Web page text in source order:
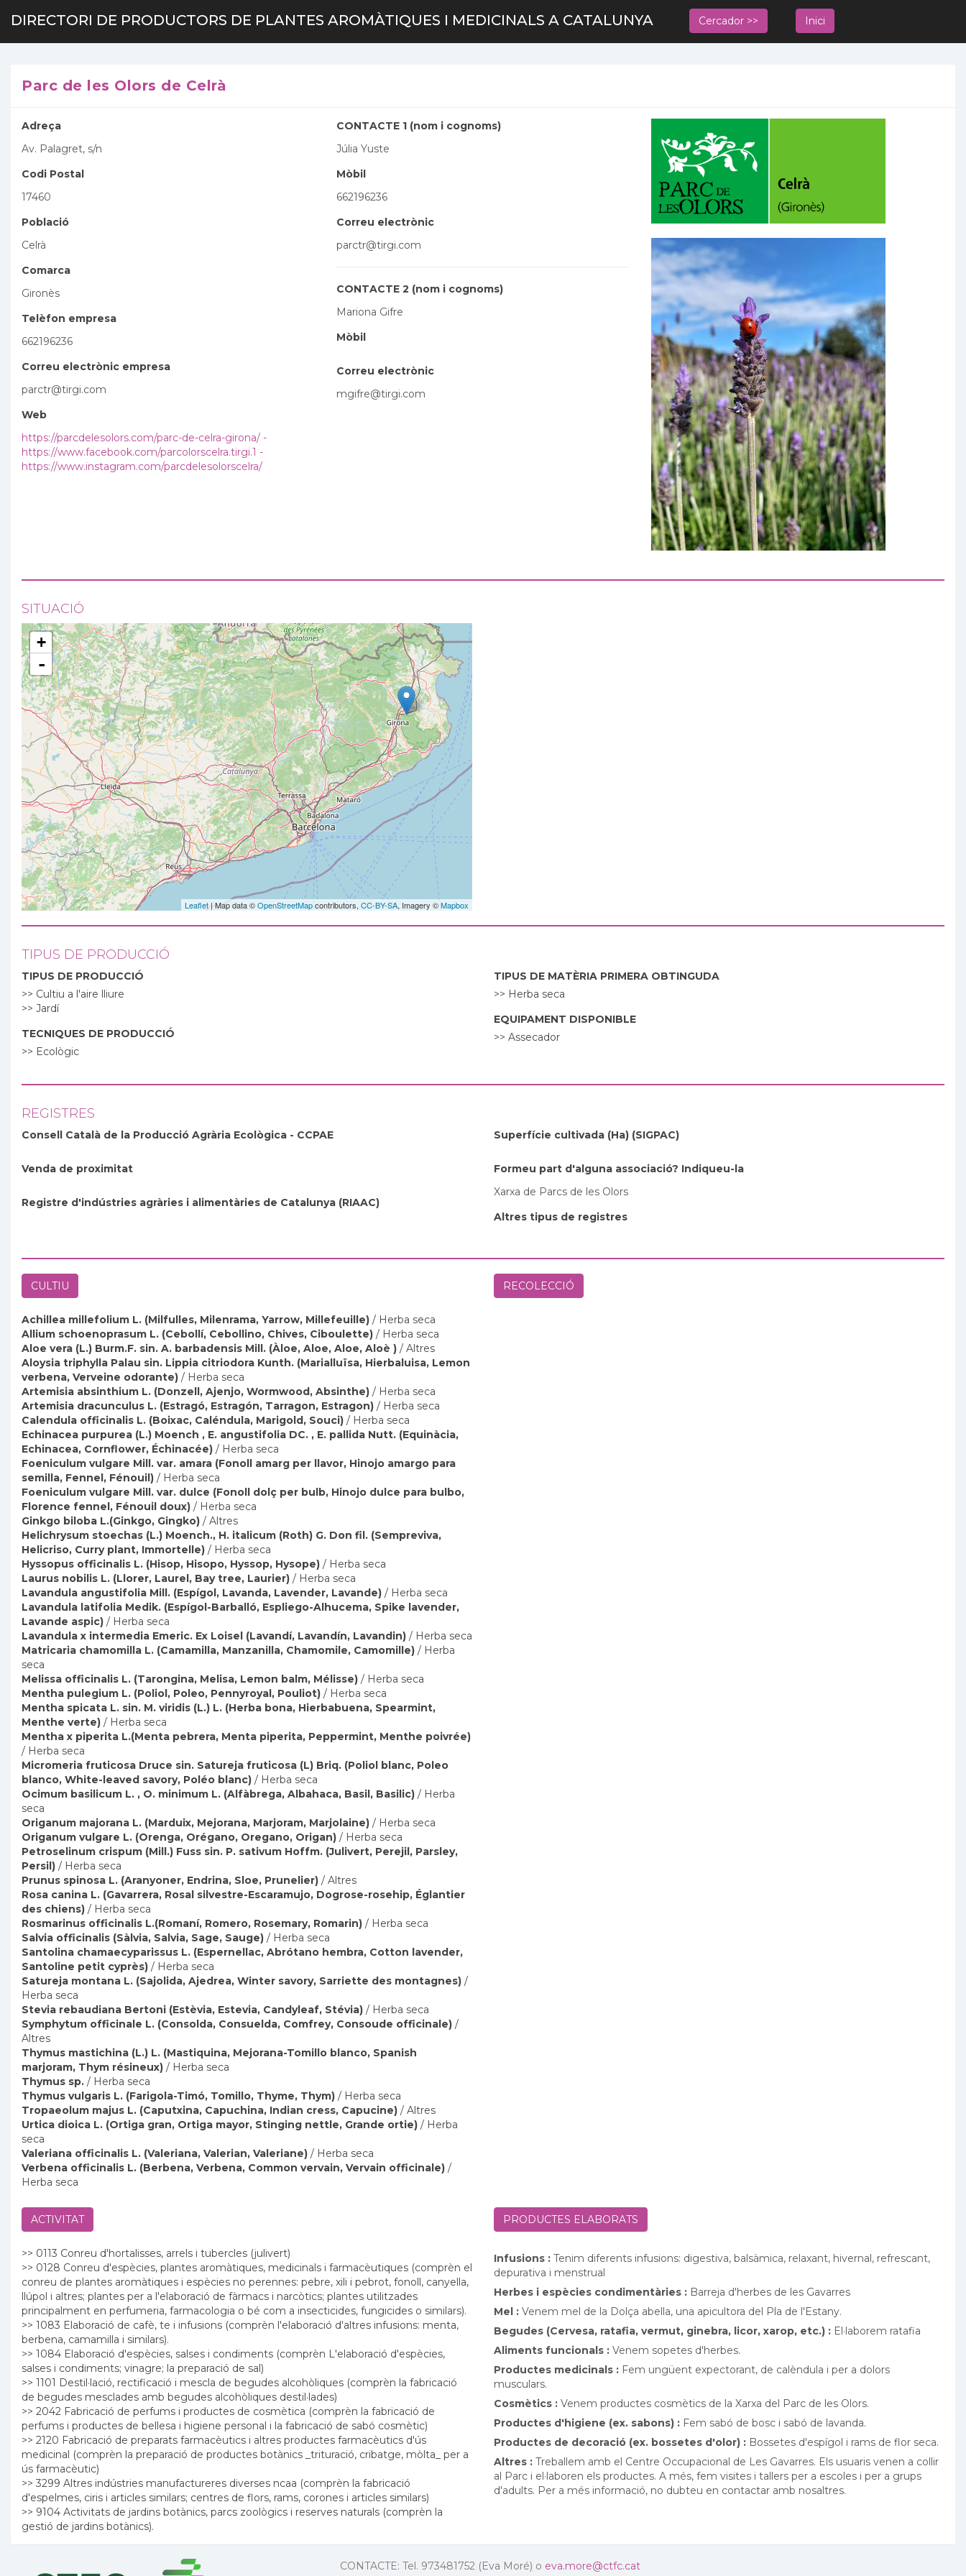
DIRECTORI DE PRODUCTORS DE PLANTES AROMÀTIQUES I MEDICINALS A CATALUNYA Cercador >> Inici
Parc de les Olors de Celrà
Adreça
Av. Palagret, s/n
Codi Postal
17460
Població
Celrà
Comarca
Gironès
Telèfon empresa
662196236
Correu electrònic empresa
parctr@tirgi.com
Web
https://parcdelesolors.com/parc-de-celra-girona/ -
https://www.facebook.com/parcolorscelra.tirgi.1 -
https://www.instagram.com/parcdelesolorscelra/
CONTACTE 1 (nom i cognoms)
Júlia Yuste
Mòbil
662196236
Correu electrònic
parctr@tirgi.com
CONTACTE 2 (nom i cognoms)
Mariona Gifre
Mòbil
Correu electrònic
mgifre@tirgi.com
SITUACIÓ
+
-
Leaflet | Map data ©OpenStreetMapcontributors, CC-BY-SA, Imagery ©Mapbox
TIPUS DE PRODUCCIÓ
TIPUS DE PRODUCCIÓ
>> Cultiu a l'aire lliure
>> Jardí
TECNIQUES DE PRODUCCIÓ
>> Ecològic
TIPUS DE MATÈRIA PRIMERA OBTINGUDA
>> Herba seca
EQUIPAMENT DISPONIBLE
>> Assecador
REGISTRES
Consell Català de la Producció Agrària Ecològica - CCPAE
Venda de proximitat
Registre d'indústries agràries i alimentàries de Catalunya (RIAAC)
Superfície cultivada (Ha) (SIGPAC)
Formeu part d'alguna associació? Indiqueu-la
Xarxa de Parcs de les Olors
Altres tipus de registres
CULTIU
Achillea millefolium L. (Milfulles, Milenrama, Yarrow, Millefeuille) / Herba seca
Allium schoenoprasum L. (Cebollí, Cebollino, Chives, Ciboulette) / Herba seca
Aloe vera (L.) Burm.F. sin. A. barbadensis Mill. (Àloe, Aloe, Aloe, Aloè ) / Altres
Aloysia triphylla Palau sin. Lippia citriodora Kunth. (Marialluïsa, Hierbaluisa, Lemon
verbena, Verveine odorante) / Herba seca
Artemisia absinthium L. (Donzell, Ajenjo, Wormwood, Absinthe) / Herba seca
Artemisia dracunculus L. (Estragó, Estragón, Tarragon, Estragon) / Herba seca
Calendula officinalis L. (Boixac, Caléndula, Marigold, Souci) / Herba seca
Echinacea purpurea (L.) Moench , E. angustifolia DC. , E. pallida Nutt. (Equinàcia,
Echinacea, Cornflower, Échinacée) / Herba seca
Foeniculum vulgare Mill. var. amara (Fonoll amarg per llavor, Hinojo amargo para
semilla, Fennel, Fénouil) / Herba seca
Foeniculum vulgare Mill. var. dulce (Fonoll dolç per bulb, Hinojo dulce para bulbo,
Florence fennel, Fénouil doux) / Herba seca
Ginkgo biloba L.(Ginkgo, Gingko) / Altres
Helichrysum stoechas (L.) Moench., H. italicum (Roth) G. Don fil. (Sempreviva,
Helicriso, Curry plant, Immortelle) / Herba seca
Hyssopus officinalis L. (Hisop, Hisopo, Hyssop, Hysope) / Herba seca
Laurus nobilis L. (Llorer, Laurel, Bay tree, Laurier) / Herba seca
Lavandula angustifolia Mill. (Espígol, Lavanda, Lavender, Lavande) / Herba seca
Lavandula latifolia Medik. (Espígol-Barballó, Espliego-Alhucema, Spike lavender,
Lavande aspic) / Herba seca
Lavandula x intermedia Emeric. Ex Loisel (Lavandí, Lavandín, Lavandin) / Herba seca
Matricaria chamomilla L. (Camamilla, Manzanilla, Chamomile, Camomille) / Herba
seca
Melissa officinalis L. (Tarongina, Melisa, Lemon balm, Mélisse) / Herba seca
Mentha pulegium L. (Poliol, Poleo, Pennyroyal, Pouliot) / Herba seca
Mentha spicata L. sin. M. viridis (L.) L. (Herba bona, Hierbabuena, Spearmint,
Menthe verte) / Herba seca
Mentha x piperita L.(Menta pebrera, Menta piperita, Peppermint, Menthe poivrée)
/ Herba seca
Micromeria fruticosa Druce sin. Satureja fruticosa (L) Briq. (Poliol blanc, Poleo
blanco, White-leaved savory, Poléo blanc) / Herba seca
Ocimum basilicum L. , O. minimum L. (Alfàbrega, Albahaca, Basil, Basilic) / Herba
seca
Origanum majorana L. (Marduix, Mejorana, Marjoram, Marjolaine) / Herba seca
Origanum vulgare L. (Orenga, Orégano, Oregano, Origan) / Herba seca
Petroselinum crispum (Mill.) Fuss sin. P. sativum Hoffm. (Julivert, Perejil, Parsley,
Persil) / Herba seca
Prunus spinosa L. (Aranyoner, Endrina, Sloe, Prunelier) / Altres
Rosa canina L. (Gavarrera, Rosal silvestre-Escaramujo, Dogrose-rosehip, Églantier
des chiens) / Herba seca
Rosmarinus officinalis L.(Romaní, Romero, Rosemary, Romarin) / Herba seca
Salvia officinalis (Sàlvia, Salvia, Sage, Sauge) / Herba seca
Santolina chamaecyparissus L. (Espernellac, Abrótano hembra, Cotton lavender,
Santoline petit cyprès) / Herba seca
Satureja montana L. (Sajolida, Ajedrea, Winter savory, Sarriette des montagnes) /
Herba seca
Stevia rebaudiana Bertoni (Estèvia, Estevia, Candyleaf, Stévia) / Herba seca
Symphytum officinale L. (Consolda, Consuelda, Comfrey, Consoude officinale) /
Altres
Thymus mastichina (L.) L. (Mastiquina, Mejorana-Tomillo blanco, Spanish
marjoram, Thym résineux) / Herba seca
Thymus sp. / Herba seca
Thymus vulgaris L. (Farigola-Timó, Tomillo, Thyme, Thym) / Herba seca
Tropaeolum majus L. (Caputxina, Capuchina, Indian cress, Capucine) / Altres
Urtica dioica L. (Ortiga gran, Ortiga mayor, Stinging nettle, Grande ortie) / Herba
seca
Valeriana officinalis L. (Valeriana, Valerian, Valeriane) / Herba seca
Verbena officinalis L. (Berbena, Verbena, Common vervain, Vervain officinale) /
Herba seca
RECOLECCIÓ
ACTIVITAT
>> 0113 Conreu d'hortalisses, arrels i tubercles (julivert)
>> 0128 Conreu d'espècies, plantes aromàtiques, medicinals i farmacèutiques (comprèn el
conreu de plantes aromàtiques i espècies no perennes: pebre, xili i pebrot, fonoll, canyella,
llúpol i altres; plantes per a l'elaboració de fàrmacs i narcòtics; plantes utilitzades
principalment en perfumeria, farmacologia o bé com a insecticides, fungicides o similars).
>> 1083 Elaboració de cafè, te i infusions (comprèn l'elaboració d'altres infusions: menta,
berbena, camamilla i similars).
>> 1084 Elaboració d'espècies, salses i condiments (comprèn L'elaboració d'espècies,
salses i condiments; vinagre; la preparació de sal)
>> 1101 Destil·lació, rectificació i mescla de begudes alcohòliques (comprèn la fabricació
de begudes mesclades amb begudes alcohòliques destil·lades)
>> 2042 Fabricació de perfums i productes de cosmètica (comprèn la fabricació de
perfums i productes de bellesa i higiene personal i la fabricació de sabó cosmètic)
>> 2120 Fabricació de preparats farmacèutics i altres productes farmacèutics d'ús
medicinal (comprèn la preparació de productes botànics _trituració, cribatge, mòlta_ per a
ús farmacèutic)
>> 3299 Altres indústries manufactureres diverses ncaa (comprèn la fabricació
d'espelmes, ciris i articles similars; centres de flors, rams, corones i articles similars)
>> 9104 Activitats de jardins botànics, parcs zoològics i reserves naturals (comprèn la
gestió de jardins botànics).
PRODUCTES ELABORATS
Infusions : Tenim diferents infusions: digestiva, balsàmica, relaxant, hivernal, refrescant,
depurativa i menstrual
Herbes i espècies condimentàries : Barreja d'herbes de les Gavarres
Mel : Venem mel de la Dolça abella, una apicultora del Pla de l'Estany.
Begudes (Cervesa, ratafia, vermut, ginebra, licor, xarop, etc.) : El·laborem ratafia
Aliments funcionals : Venem sopetes d'herbes.
Productes medicinals : Fem ungüent expectorant, de calèndula i per a dolors
musculars.
Cosmètics : Venem productes cosmètics de la Xarxa del Parc de les Olors.
Productes d'higiene (ex. sabons) : Fem sabó de bosc i sabó de lavanda.
Productes de decoració (ex. bossetes d'olor) : Bossetes d'espígol i rams de flor seca.
Altres : Treballem amb el Centre Occupacional de Les Gavarres. Els usuaris venen a collir
al Parc i el·laboren els productes. A més, fem visites i tallers per a escoles i per a grups
d'adults. Per a més informació, no dubteu en contactar amb nosaltres.
CONTACTE: Tel. 973481752 (Eva Moré) o eva.more@ctfc.cat